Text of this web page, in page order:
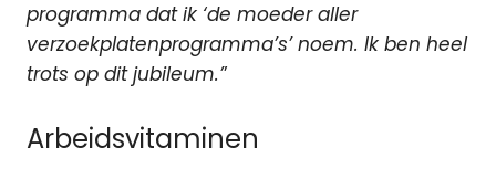
programma dat ik ‘de moeder aller
verzoekplatenprogramma’s’ noem. Ik ben heel
trots op dit jubileum.’’
Arbeidsvitaminen